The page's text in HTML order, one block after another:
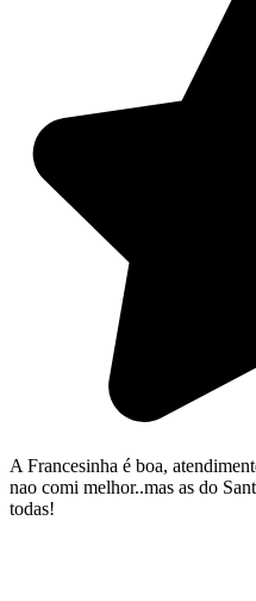
A Francesinha é boa,
nao comi melhor..mas as do
todas!